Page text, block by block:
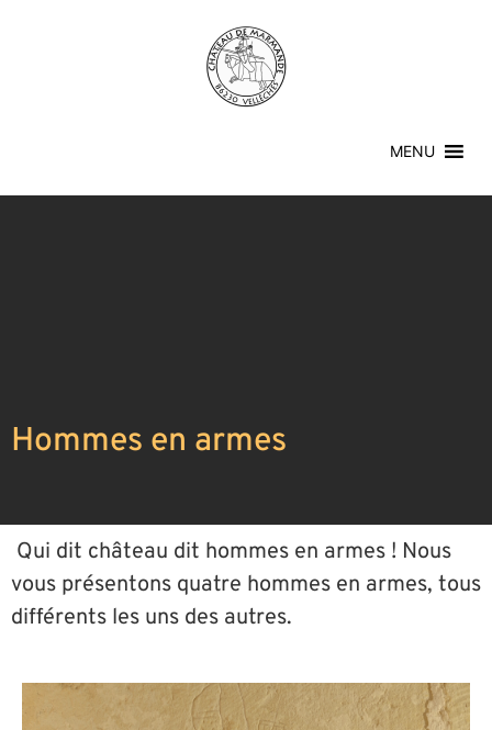
MENU
Hommes en armes
Qui dit château dit hommes en armes ! Nous
vous présentons quatre hommes en armes, tous
différents les uns des autres.